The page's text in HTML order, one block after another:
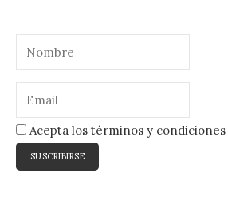
Acepta los términos y condiciones